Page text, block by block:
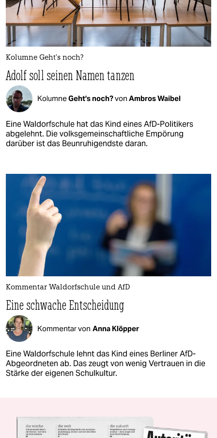
Kolumne Geht’s noch?
Adolf soll seinen Namen tanzen
KolumneGeht's noch?von Ambros Waibel
Eine Waldorfschule hat das Kind eines AfD-Politikers
abgelehnt. Die volksgemeinschaftliche Empörung
darüber ist das Beunruhigendste daran.
Kommentar Waldorfschule und AfD
Eine schwache Entscheidung
Kommentar von Anna Klöpper
Eine Waldorfschule lehnt das Kind eines Berliner AfD-
Abgeordneten ab. Das zeugt von wenig Vertrauen in die
Stärke der eigenen Schulkultur.